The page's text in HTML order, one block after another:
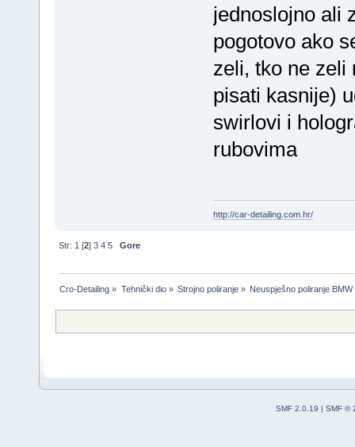
jednoslojno ali
pogotovo ako
zeli, tko ne zeli
pisati kasnije)
swirlovi i
rubovima
http://car-detailing.com.hr/
Str: 1 [2]3 4 5 Gore
Cro-Detailing » Tehnički dio» Strojno poliranje» Neuspješno poliranje BMW
SMF 2.0.19 | SMF ©